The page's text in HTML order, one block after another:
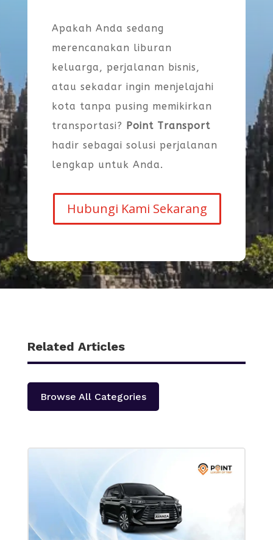
Apakah Anda sedang
merencanakan liburan
keluarga, perjalanan bisnis,
atau sekadar ingin menjelajahi
kota tanpa pusing memikirkan
transportasi? Point Transport
hadir sebagai solusi perjalanan
lengkap untuk Anda.
Hubungi Kami Sekarang
Related Articles
Browse All Categories